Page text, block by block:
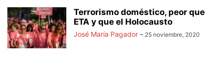
Terrorismo doméstico, peor que
ETA y que el Holocausto
José María Pagador - 25 noviembre, 2020